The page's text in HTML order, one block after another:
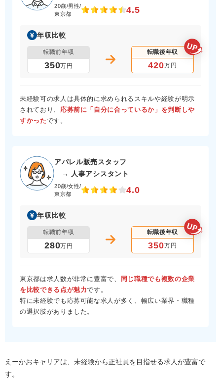
20歳/男性/
東京都
4.5
年収比較
転職前年収
350万円
転職後年収
420万円
未経験可の求人は具体的に求められるスキルや経験が明示
されており、 応募前に「自分に合っているか」を判断しや
すかったです。
アパレル販売スタッフ
→ 人事アシスタント
20歳/女性/
東京都
4.0
年収比較
転職前年収
280万円
転職後年収
350万円
東京都は求人数が非常に豊富で、 同じ職種でも複数の企業
を比較できる点が魅力です。
特に未経験でも応募可能な求人が多く、幅広い業界・職種
の選択肢がありました。
えーかおキャリアは、未経験から正社員を目指せる求人が豊富で
す。